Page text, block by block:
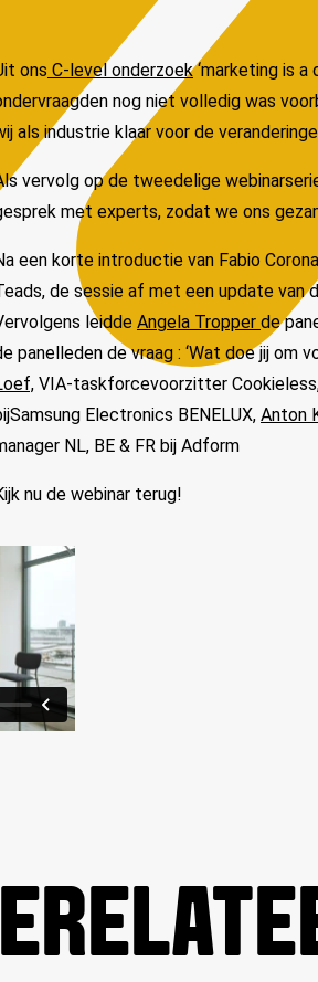
ons C-level onderzoek‘marketing is a
nog niet volledig was
als industrie klaar voor de
vervolg op de tweedelige
met experts, zodat we ons
een korte introductie van Fabio
de sessie af met een update van
leidde Angela Tropper de
panelleden de vraag : ‘Wat doe jij om
VIA-taskforcevoorzitter
Electronics BENELUX, Anton
NL, BE & FR bij Adform
nu de webinar terug!